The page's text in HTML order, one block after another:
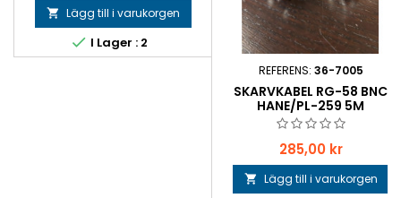
 Lägg till i varukorgen
 I Lager : 2
REFERENS: 36-7005
SKARVKABEL RG-58 BNC
HANE/PL-259 5M
Pris
285,00 kr
 Lägg till i varukorgen